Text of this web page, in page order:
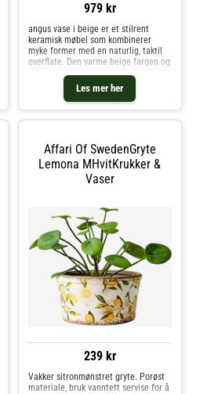
979 kr
Les mer her
angus vase i beige er et stilrent
keramisk møbel som kombinerer
myke former med en naturlig, taktil
overflate. Den varme beige fargen og
den matte finishen skaper et rolig og
tidløst uttrykk som passer i ethvert
interiør. Den minimalistiske designen
Affari Of SwedenGryte
Lemona MHvitKrukker &
Vaser
239 kr
Vakker sitronmønstret gryte. Porøst
materiale, bruk vanntett servise for å